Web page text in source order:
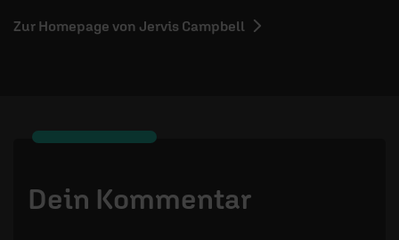
Zur Homepage von Jervis Campbell
Dein Kommentar